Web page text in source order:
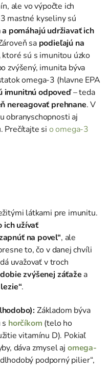
ale vo výpočte ich
mastné kyseliny sú
pomáhajú udržiavať ich
sapodieľajú na
ktoré sú s imunitou úzko
zvýšený, imunita býva
omega-3 (hlavne EPA
imunitnú odpoveď– teda
nereagovať prehnane. V
obranyschopnosti aj
Prečítajte si o omega-3
látkami pre imunitu.
ich užívať
na povel“, ale
to, čo v danej chvíli
uvažovať v troch
zvýšenej záťaže a
.
Základom býva
horčíkom (telo ho
vitamínu D). Pokiaľ
dáva zmysel aj omega-
podporný pilier“,